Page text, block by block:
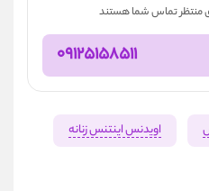
منتظر تماس شما هستند
09125158511
اویدنس اینتنس زنانه